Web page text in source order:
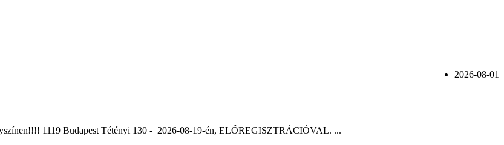
2026-08-01
1119 Budapest Tétényi 130 - 2026-08-19-én, ELŐREGISZTRÁCIÓVAL. ...